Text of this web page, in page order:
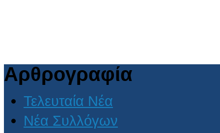
Αρθρογραφία
Τελευταία Νέα
Νέα Συλλόγων